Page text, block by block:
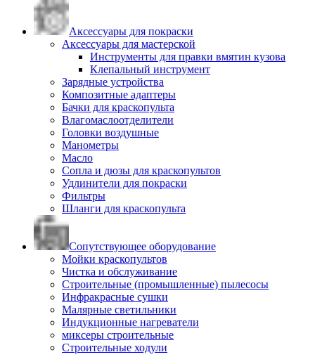
Аксессуары для покраски
Аксессуары для мастерской
Инструменты для правки вмятин кузова
Клепальный инструмент
Зарядные устройства
Композитные адаптеры
Бачки для краскопульта
Влагомаслоотделители
Головки воздушные
Манометры
Масло
Сопла и дюзы для краскопультов
Удлинители для покраски
Фильтры
Шланги для краскопульта
Сопутствующее оборудование
Мойки краскопультов
Чистка и обслуживание
Строительные (промышленные) пылесосы
Инфракрасные сушки
Малярные светильники
Индукционные нагреватели
миксеры строительные
Строительные ходули